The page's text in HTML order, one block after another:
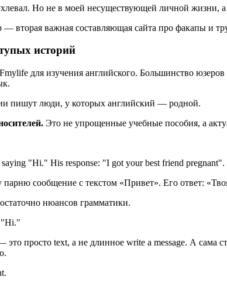
Но не в моей несуществующей личной жизни,
вторая важная составляющая сайта про факапы и
историй
для изучения английского. Большинство
пишут люди, у которых английский — родной.
Это не упрощенные учебные пособия, а
"Hi." His response: "I got your best friend
парню сообщение с текстом «Привет». Его ответ:
нюансов грамматики.
"Hi."
просто text, а не длинное write a message. А сама